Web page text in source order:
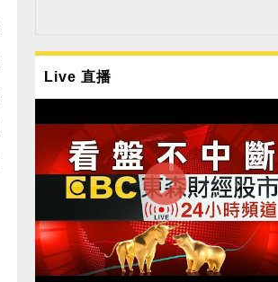
Live 直播